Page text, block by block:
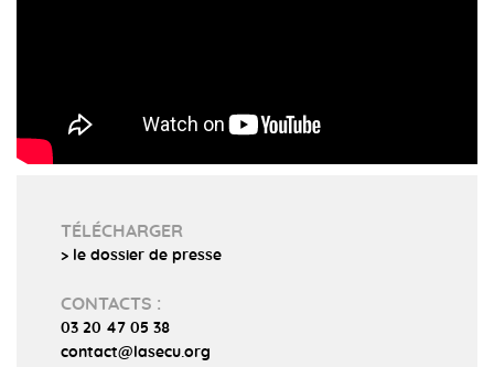
TÉLÉCHARGER
> le dossier de presse
CONTACTS :
03 20 47 05 38
contact@lasecu.org